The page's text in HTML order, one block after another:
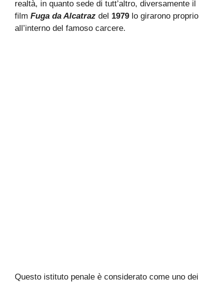
realtà, in quanto sede di tutt’altro, diversamente il
film Fuga da Alcatraz del 1979 lo girarono proprio
all’interno del famoso carcere.
Questo istituto penale è considerato come uno dei